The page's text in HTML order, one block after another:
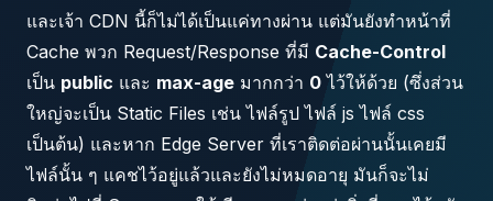
และเจ้า CDN นี้ก็ไม่ได้เป็นแค่ทางผ่าน แต่มันยังทำหน้าที่
Cache พวก Request/Response ที่มี Cache-Control
เป็น public และ max-age มากกว่า 0 ไว้ให้ด้วย (ซึ่งส่วน
ใหญ่จะเป็น Static Files เช่น ไฟล์รูป ไฟล์ js ไฟล์ css
เป็นต้น) และหาก Edge Server ที่เราติดต่อผ่านนั้นเคยมี
ไฟล์นั้น ๆ แคชไว้อยู่แล้วและยังไม่หมดอายุ มันก็จะไม่